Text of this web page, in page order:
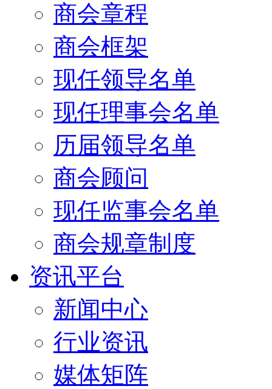
商会章程
商会框架
现任领导名单
现任理事会名单
历届领导名单
商会顾问
现任监事会名单
商会规章制度
资讯平台
新闻中心
行业资讯
媒体矩阵